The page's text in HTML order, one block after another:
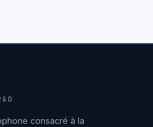
consacré à la